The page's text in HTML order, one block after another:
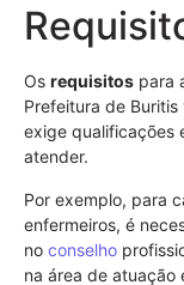
Os requisitos para
Prefeitura de
exige qualificações
atender.
Por exemplo, para
enfermeiros, é
no conselho
na área de atuação